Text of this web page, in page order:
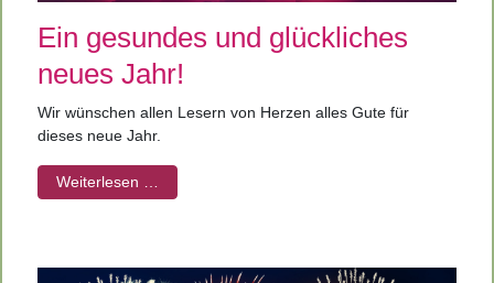
Ein gesundes und glückliches
neues Jahr!
Wir wünschen allen Lesern von Herzen alles Gute für
dieses neue Jahr.
Weiterlesen …